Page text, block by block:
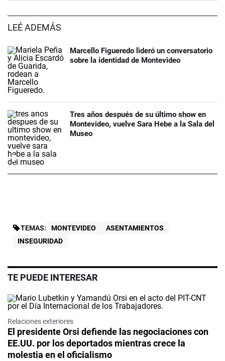
LEÉ ADEMÁS
Marcello Figueredo lideró un conversatorio
sobre la identidad de Montevideo
Tres años después de su último show en
Montevideo, vuelve Sara Hebe a la Sala del
Museo
TEMAS: MONTEVIDEO
ASENTAMIENTOS
INSEGURIDAD
TE PUEDE INTERESAR
Relaciones exteriores
El presidente Orsi defiende las negociaciones con
EE.UU. por los deportados mientras crece la
molestia en el oficialismo